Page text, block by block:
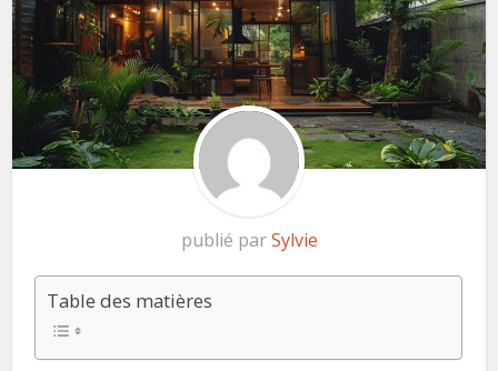
publié parSylvie
Table des matières